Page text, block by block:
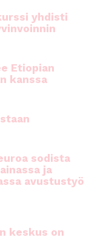
yhdisti
Etiopian
kanssa
sodista
ja
avustustyö
keskus on